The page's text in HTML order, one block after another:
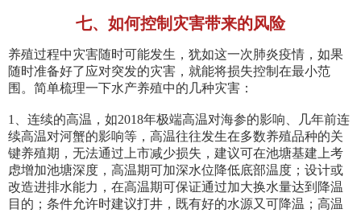
七、如何控制灾害带来的风险
养殖过程中灾害随时可能发生，犹如这一次肺炎疫情，如果
随时准备好了应对突发的灾害，就能将损失控制在最小范
围。简单梳理一下水产养殖中的几种灾害：
1、连续的高温，如2018年极端高温对海参的影响、几年前连
续高温对河蟹的影响等，高温往往发生在多数养殖品种的关
键养殖期，无法通过上市减少损失，建议可在池塘基建上考
虑增加池塘深度，高温期可加深水位降低底部温度；设计或
改造进排水能力，在高温期可保证通过加大换水量达到降温
目的；条件允许时建议打井，既有好的水源又可降温；高温